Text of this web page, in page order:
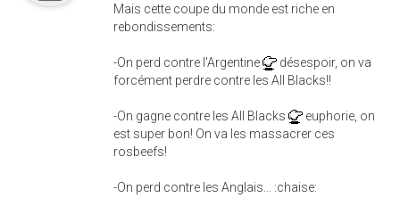
Mais cette coupe du monde est riche en
rebondissements:
-On perd contre l'Argentine
désespoir, on va
forcément perdre contre les All Blacks!!
-On gagne contre les All Blacks
euphorie, on
est super bon! On va les massacrer ces
rosbeefs!
-On perd contre les Anglais... :chaise: